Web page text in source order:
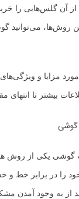
آن گلس‌هایی را
روش‌ها،
مورد مزایا و
بیشتر تا انتهای
گوشی
گوشی یکی از
را در برابر خط
از به وجود آمدن